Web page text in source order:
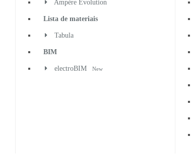
Ampère Evolution
Lista de materiais
Tabula
BIM
electroBIM New